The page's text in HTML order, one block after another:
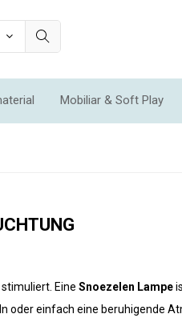
Mobiliar & Soft Play
Eine Snoezelen Lampe
oder einfach eine beruhigende